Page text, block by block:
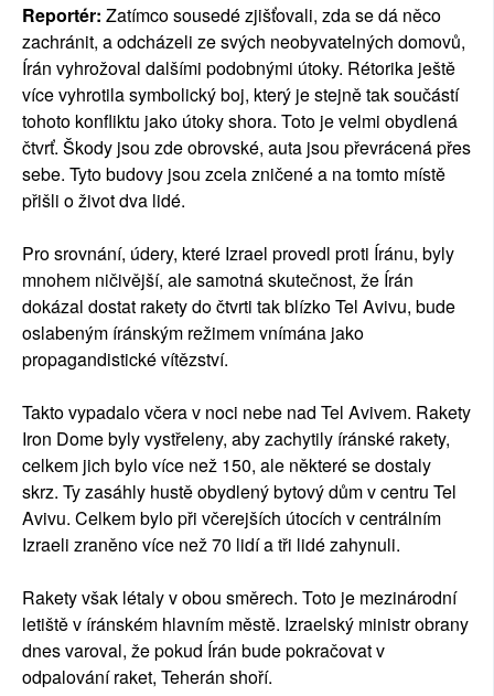
Reportér: Zatímco sousedé zjišťovali, zda se dá něco
zachránit, a odcházeli ze svých neobyvatelných domovů,
Írán vyhrožoval dalšími podobnými útoky. Rétorika ještě
více vyhrotila symbolický boj, který je stejně tak součástí
tohoto konfliktu jako útoky shora. Toto je velmi obydlená
čtvrť. Škody jsou zde obrovské, auta jsou převrácená přes
sebe. Tyto budovy jsou zcela zničené a na tomto místě
přišli o život dva lidé.
Pro srovnání, údery, které Izrael provedl proti Íránu, byly
mnohem ničivější, ale samotná skutečnost, že Írán
dokázal dostat rakety do čtvrti tak blízko Tel Avivu, bude
oslabeným íránským režimem vnímána jako
propagandistické vítězství.
Takto vypadalo včera v noci nebe nad Tel Avivem. Rakety
Iron Dome byly vystřeleny, aby zachytily íránské rakety,
celkem jich bylo více než 150, ale některé se dostaly
skrz. Ty zasáhly hustě obydlený bytový dům v centru Tel
Avivu. Celkem bylo při včerejších útocích v centrálním
Izraeli zraněno více než 70 lidí a tři lidé zahynuli.
Rakety však létaly v obou směrech. Toto je mezinárodní
letiště v íránském hlavním městě. Izraelský ministr obrany
dnes varoval, že pokud Írán bude pokračovat v
odpalování raket, Teherán shoří.